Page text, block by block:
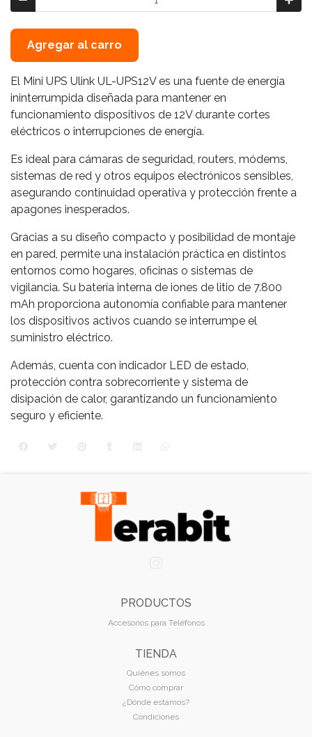
Agregar al carro
El Mini UPS Ulink UL-UPS12V es una fuente de energía
ininterrumpida diseñada para mantener en
funcionamiento dispositivos de 12V durante cortes
eléctricos o interrupciones de energía.
Es ideal para cámaras de seguridad, routers, módems,
sistemas de red y otros equipos electrónicos sensibles,
asegurando continuidad operativa y protección frente a
apagones inesperados.
Gracias a su diseño compacto y posibilidad de montaje
en pared, permite una instalación práctica en distintos
entornos como hogares, oficinas o sistemas de
vigilancia. Su batería interna de iones de litio de 7.800
mAh proporciona autonomía confiable para mantener
los dispositivos activos cuando se interrumpe el
suministro eléctrico.
Además, cuenta con indicador LED de estado,
protección contra sobrecorriente y sistema de
disipación de calor, garantizando un funcionamiento
seguro y eficiente.
PRODUCTOS
Accesorios para Teléfonos
TIENDA
Quiénes somos
Cómo comprar
¿Dónde estamos?
Condiciones